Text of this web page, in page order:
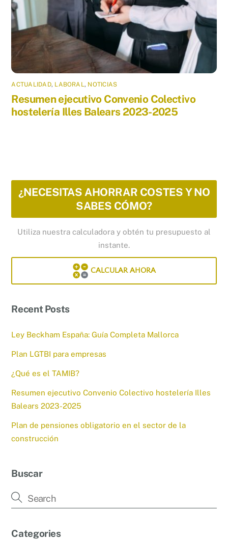
ACTUALIDAD, LABORAL, NOTICIAS
Resumen ejecutivo Convenio Colectivo
hostelería Illes Balears 2023-2025
¿NECESITAS AHORRAR COSTES Y NO
SABES CÓMO?
Utiliza nuestra calculadora y obtén tu presupuesto al
instante.
CALCULAR AHORA
Recent Posts
Ley Beckham España: Guía Completa Mallorca
Plan LGTBI para empresas
¿Qué es el TAMIB?
Resumen ejecutivo Convenio Colectivo hostelería Illes
Balears 2023-2025
Plan de pensiones obligatorio en el sector de la
construcción
Buscar
Categories